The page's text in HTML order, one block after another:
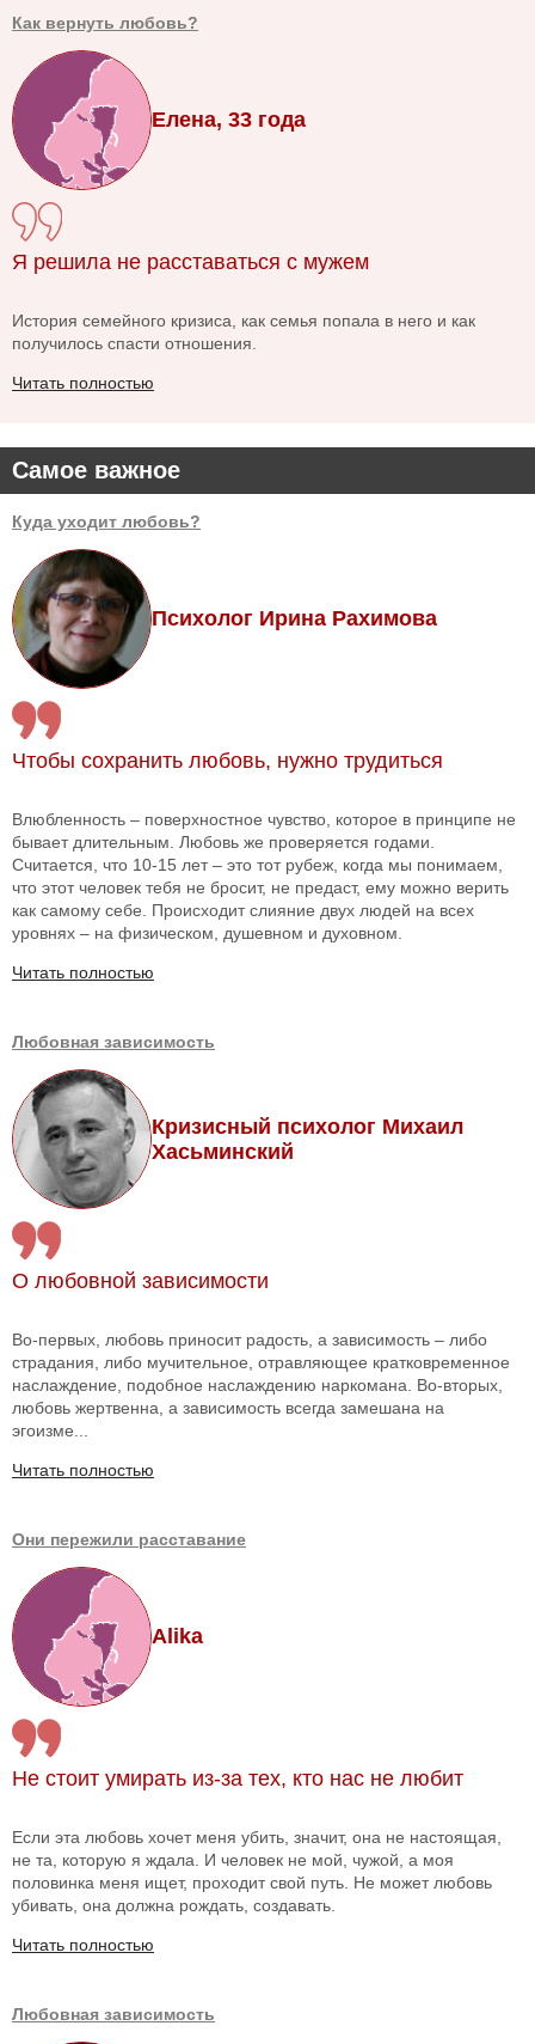
Самое важное
Куда уходит любовь?
Психолог Ирина Рахимова
Чтобы сохранить любовь, нужно трудиться
Влюбленность – поверхностное чувство, которое в принципе не
бывает длительным. Любовь же проверяется годами.
Считается, что 10-15 лет – это тот рубеж, когда мы понимаем,
что этот человек тебя не бросит, не предаст, ему можно верить
как самому себе. Происходит слияние двух людей на всех
уровнях – на физическом, душевном и духовном.
Читать полностью
Любовная зависимость
Кризисный психолог Михаил
Хасьминский
О любовной зависимости
Во-первых, любовь приносит радость, а зависимость – либо
страдания, либо мучительное, отравляющее кратковременное
наслаждение, подобное наслаждению наркомана. Во-вторых,
любовь жертвенна, а зависимость всегда замешана на
эгоизме...
Читать полностью
Они пережили расставание
Alika
Не стоит умирать из-за тех, кто нас не любит
Если эта любовь хочет меня убить, значит, она не настоящая,
не та, которую я ждала. И человек не мой, чужой, а моя
половинка меня ищет, проходит свой путь. Не может любовь
убивать, она должна рождать, создавать.
Читать полностью
Любовная зависимость
Как вернуть любовь?
Елена, 33 года
Я решила не расставаться с мужем
История семейного кризиса, как семья попала в него и как
получилось спасти отношения.
Читать полностью